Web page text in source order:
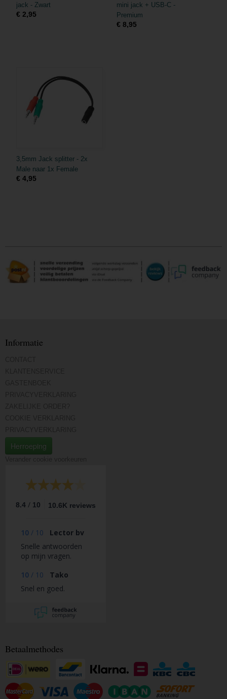
jack - Zwart
€ 2,95
mini jack + USB-C -
Premium
€ 8,95
3,5mm Jack splitter - 2x
Male naar 1x Female
€ 4,95
Informatie
Herroeping
8.4 / 10 10.6K reviews
10 / 10
Lector bv
Snelle antwoorden
op mijn vragen.
10 / 10
Tako
Snel en goed.
Betaalmethodes